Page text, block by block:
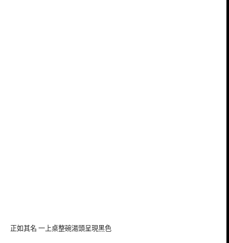
正如其名 一上桌整碗湯頭呈現黑色